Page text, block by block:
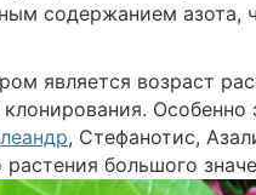
содержанием азота,
является возраст
клонирования.
, Стефанотис,
растения большого